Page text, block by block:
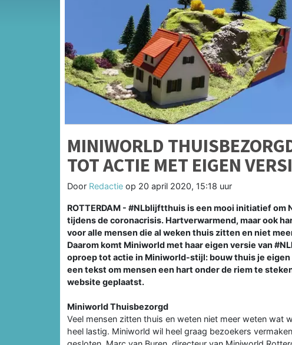
MINIWORLD
TOT ACTIE MET EIGEN
Door Redactie op 20 april 2020, 15:18 uur
ROTTERDAM - #NLblijftthuis is een mooi initiatief
tijdens de coronacrisis. Hartverwarmend, maar ook
voor alle mensen die al weken thuis zitten en niet
Daarom komt Miniworld met haar eigen versie van
oproep tot actie in Miniworld-stijl: bouw thuis je
een tekst om mensen een hart onder de riem te
website geplaatst.
Miniworld Thuisbezorgd
Veel mensen zitten thuis en weten niet meer weten wat
heel lastig. Miniworld wil heel graag bezoekers